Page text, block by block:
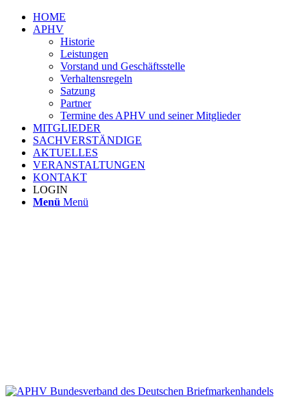
HOME
APHV
Historie
Leistungen
Vorstand und Geschäftsstelle
Verhaltensregeln
Satzung
Partner
Termine des APHV und seiner Mitglieder
MITGLIEDER
SACHVERSTÄNDIGE
AKTUELLES
VERANSTALTUNGEN
KONTAKT
LOGIN
Menü Menü